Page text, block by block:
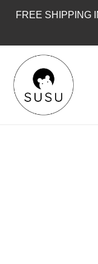
FREE SHIPPING